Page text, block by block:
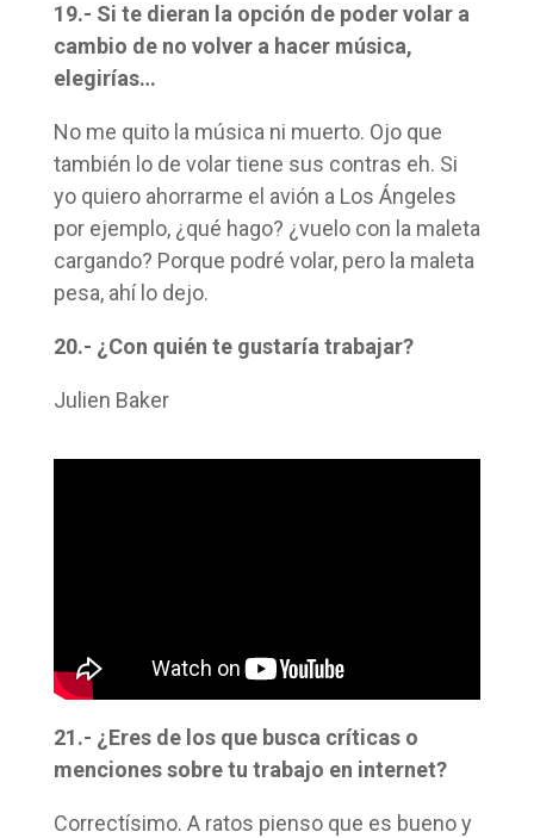
19.- Si te dieran la opción de poder volar a
cambio de no volver a hacer música,
elegirías…
No me quito la música ni muerto. Ojo que
también lo de volar tiene sus contras eh. Si
yo quiero ahorrarme el avión a Los Ángeles
por ejemplo, ¿qué hago? ¿vuelo con la maleta
cargando? Porque podré volar, pero la maleta
pesa, ahí lo dejo.
20.- ¿Con quién te gustaría trabajar?
Julien Baker
21.- ¿Eres de los que busca críticas o
menciones sobre tu trabajo en internet?
Correctísimo. A ratos pienso que es bueno y